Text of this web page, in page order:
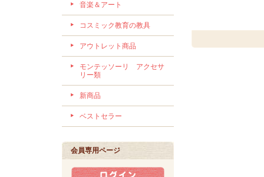
音楽＆アート
コスミック教育の教具
アウトレット商品
モンテッソーリ アクセサ
リー類
新商品
ベストセラー
会員専用ページ